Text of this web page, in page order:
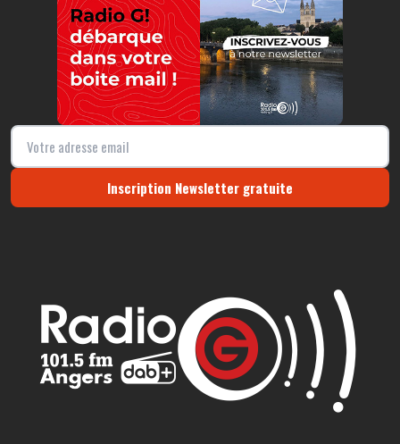
Inscription Newsletter gratuite